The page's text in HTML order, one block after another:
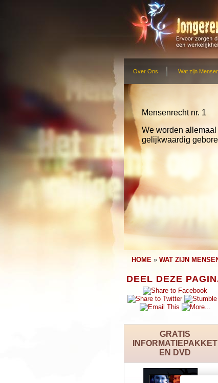
Over Ons Wat zijn
Mensenrecht nr. 1
We worden allemaal
gelijkwaardig
HOME » WAT ZIJN
DEEL DEZE
GRATIS
INFORMATIEPAKKET
EN DVD